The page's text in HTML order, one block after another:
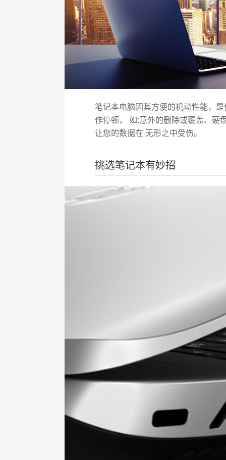
笔记本电脑因其方便的机动性能，
作停顿， 如:意外的删除或覆盖、硬
让您的数据在 无形之中受伤。
挑选笔记本有妙招